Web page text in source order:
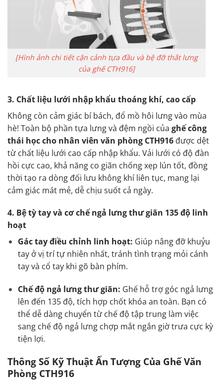
[Hình ảnh chi tiết cận cảnh tựa đầu và bệ đỡ thắt lưng
của ghế CTH916]
3. Chất liệu lưới nhập khẩu thoáng khí, cao cấp
Không còn cảm giác bí bách, đổ mồ hôi lưng vào mùa
hè! Toàn bộ phần tựa lưng và đệm ngồi của ghế công
thái học cho nhân viên văn phòng CTH916 được dệt
từ chất liệu lưới cao cấp nhập khẩu. Vải lưới có độ đàn
hồi cực cao, khả năng co giãn chống xẹp lún tốt, đồng
thời tạo ra dòng đối lưu không khí liên tục, mang lại
cảm giác mát mẻ, dễ chịu suốt cả ngày.
4. Bệ tỳ tay và cơ chế ngả lưng thư giãn 135 độ linh
hoạt
Gác tay điều chỉnh linh hoạt: Giúp nâng đỡ khuỷu
tay ở vị trí tự nhiên nhất, tránh tình trạng mỏi cánh
tay và cổ tay khi gõ bàn phím.
Chế độ ngả lưng thư giãn: Ghế hỗ trợ góc ngả lưng
lên đến 135 độ, tích hợp chốt khóa an toàn. Bạn có
thể dễ dàng chuyển từ chế độ tập trung làm việc
sang chế độ ngả lưng chợp mắt ngắn giờ trưa cực kỳ
tiện lợi.
Thông Số Kỹ Thuật Ấn Tượng Của Ghế Văn
Phòng CTH916